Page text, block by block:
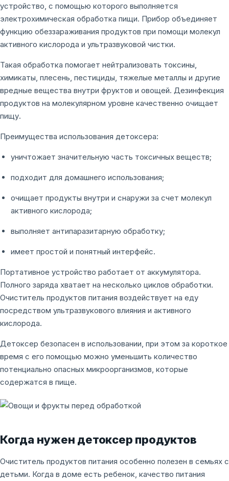
устройство, с помощью которого выполняется
электрохимическая обработка пищи. Прибор объединяет
функцию обеззараживания продуктов при помощи молекул
активного кислорода и ультразвуковой чистки.
Такая обработка помогает нейтрализовать токсины,
химикаты, плесень, пестициды, тяжелые металлы и другие
вредные вещества внутри фруктов и овощей. Дезинфекция
продуктов на молекулярном уровне качественно очищает
пищу.
Преимущества использования детоксера:
уничтожает значительную часть токсичных веществ;
подходит для домашнего использования;
очищает продукты внутри и снаружи за счет молекул
активного кислорода;
выполняет антипаразитарную обработку;
имеет простой и понятный интерфейс.
Портативное устройство работает от аккумулятора.
Полного заряда хватает на несколько циклов обработки.
Очиститель продуктов питания воздействует на еду
посредством ультразвукового влияния и активного
кислорода.
Детоксер безопасен в использовании, при этом за короткое
время с его помощью можно уменьшить количество
потенциально опасных микроорганизмов, которые
содержатся в пище.
Когда нужен детоксер продуктов
Очиститель продуктов питания особенно полезен в семьях с
детьми. Когда в доме есть ребенок, качество питания